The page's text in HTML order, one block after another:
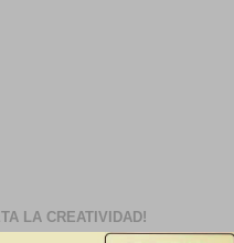
LA CREATIVIDAD!